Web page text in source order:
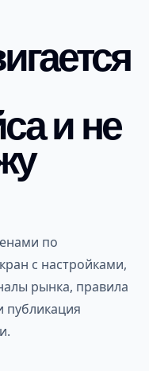
и не
по
с настройками,
рынка, правила
публикация